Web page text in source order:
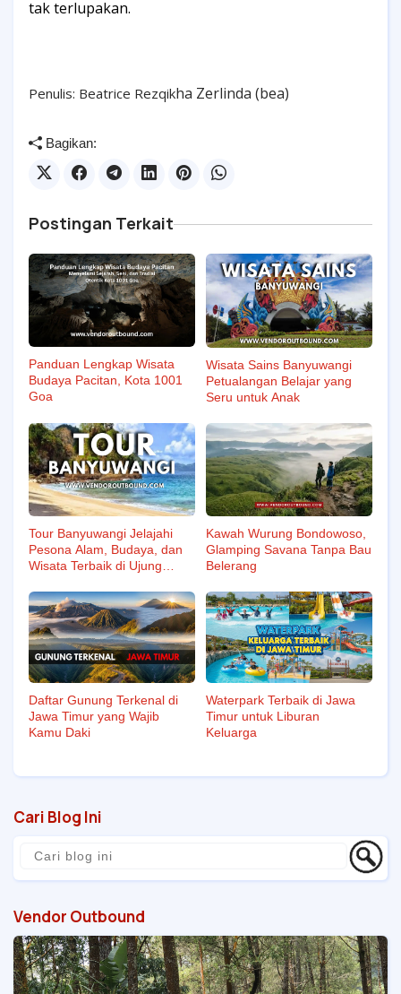
tak terlupakan.
Penulis: Beatrice Rezqikha Zerlinda (bea)
Bagikan:
Postingan Terkait
Panduan Lengkap Wisata
Budaya Pacitan, Kota 1001
Goa
Wisata Sains Banyuwangi
Petualangan Belajar yang
Seru untuk Anak
Tour Banyuwangi Jelajahi
Pesona Alam, Budaya, dan
Wisata Terbaik di Ujung
Kawah Wurung Bondowoso,
Glamping Savana Tanpa Bau
Belerang
Daftar Gunung Terkenal di
Jawa Timur yang Wajib
Kamu Daki
Waterpark Terbaik di Jawa
Timur untuk Liburan
Keluarga
Cari Blog Ini
Vendor Outbound